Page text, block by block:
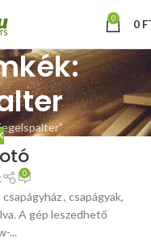
0 0
0
, csapágyak,
A gép leszedhető
...